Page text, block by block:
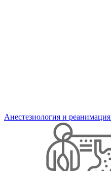
Анестезиология и реанимация